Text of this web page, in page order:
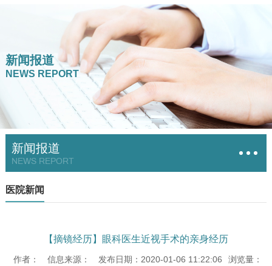
新闻报道
NEWS REPORT
新闻报道
NEWS REPORT
医院新闻
【摘镜经历】眼科医生近视手术的亲身经历
作者： 信息来源： 发布日期：2020-01-06 11:22:06
浏览量：